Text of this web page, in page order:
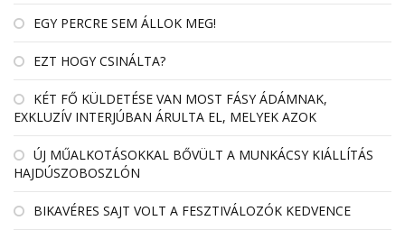
EGY PERCRE SEM ÁLLOK MEG!
EZT HOGY CSINÁLTA?
KÉT FŐ KÜLDETÉSE VAN MOST FÁSY ÁDÁMNAK,
EXKLUZÍV INTERJÚBAN ÁRULTA EL, MELYEK AZOK
ÚJ MŰALKOTÁSOKKAL BŐVÜLT A MUNKÁCSY KIÁLLÍTÁS
HAJDÚSZOBOSZLÓN
BIKAVÉRES SAJT VOLT A FESZTIVÁLOZÓK KEDVENCE